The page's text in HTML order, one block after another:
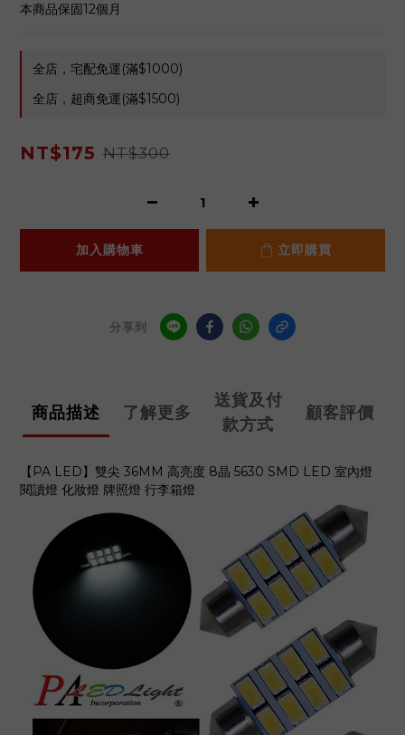
本商品保固12個月
全店，宅配免運(滿$1000)
全店，超商免運(滿$1500)
NT$175 NT$300
加入購物車 立即購買
分享到
商品描述 了解更多
送貨及付
款方式
顧客評價
【PA LED】雙尖 36MM 高亮度 8晶 5630 SMD LED 室內燈
閱讀燈 化妝燈 牌照燈 行李箱燈